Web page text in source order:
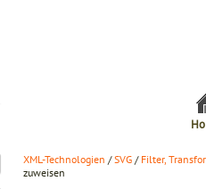
XML-Technologien /SVG / Filter,
zuweisen